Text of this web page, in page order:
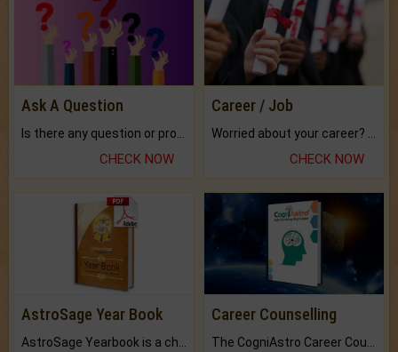
Ask A Question
CHECK NOW
Career / Job
CHECK NOW
AstroSage Year Book Career Counselling